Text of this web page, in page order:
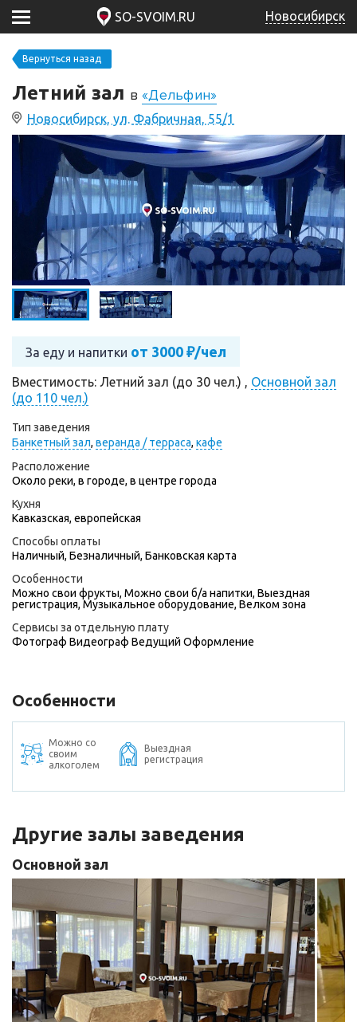
SO-SVOIM.RU Новосибирск
Вернуться назад
Летний зал в«Дельфин»
Новосибирск, ул. Фабричная, 55/1
За еду и напитки от 3000 ₽/чел
Вместимость: Летний зал (до 30 чел.) , Основной зал
(до 110 чел.)
Тип заведения
Банкетный зал, веранда / терраса, кафе
Расположение
Около реки, в городе, в центре города
Кухня
Кавказская, европейская
Способы оплаты
Наличный, Безналичный, Банковская карта
Особенности
Можно свои фрукты, Можно свои б/а напитки, Выездная
регистрация, Музыкальное оборудование, Велком зона
Сервисы за отдельную плату
Фотограф Видеограф Ведущий Оформление
Особенности
Можно со
своим
алкоголем
Выездная
регистрация
Другие залы заведения
Основной зал